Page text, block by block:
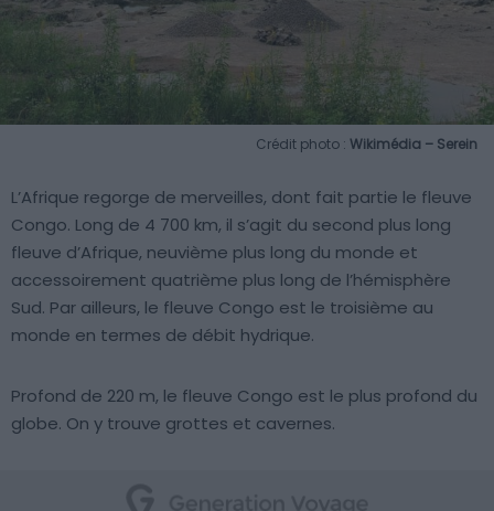
Crédit photo : Wikimédia – Serein
L’Afrique regorge de merveilles, dont fait partie le fleuve
Congo. Long de 4 700 km, il s’agit du second plus long
fleuve d’Afrique, neuvième plus long du monde et
accessoirement quatrième plus long de l’hémisphère
Sud. Par ailleurs, le fleuve Congo est le troisième au
monde en termes de débit hydrique.
Profond de 220 m, le fleuve Congo est le plus profond du
globe. On y trouve grottes et cavernes.